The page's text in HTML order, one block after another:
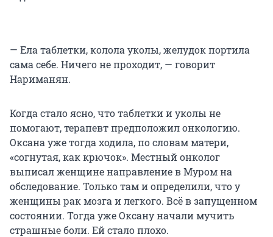
— Ела таблетки, колола уколы, желудок портила
сама себе. Ничего не проходит, — говорит
Нариманян.
Когда стало ясно, что таблетки и уколы не
помогают, терапевт предположил онкологию.
Оксана уже тогда ходила, по словам матери,
«согнутая, как крючок». Местный онколог
выписал женщине направление в Муром на
обследование. Только там и определили, что у
женщины рак мозга и легкого. Всё в запущенном
состоянии. Тогда уже Оксану начали мучить
страшные боли. Ей стало плохо.